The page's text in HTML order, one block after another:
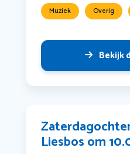
Muziek Overig
Bekijk
Liesbos om